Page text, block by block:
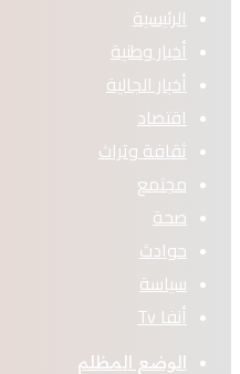
الرئيسية
أخبار وطنية
أخبار الجالية
اقتصاد
ثقافة وتراث
مجتمع
صحة
حوادث
سياسة
أنفا Tv
الوضع المظلم